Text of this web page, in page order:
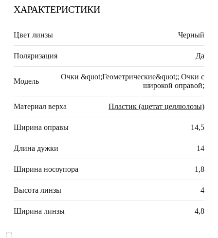
ХАРАКТЕРИСТИКИ
Цвет линзы Черный
Поляризация Да
Модель
Очки &quot;Геометрические&quot;; Очки с
широкой оправой;
Материал верха Пластик (ацетат целлюлозы)
Ширина оправы 14,5
Длина дужки 14
Ширина носоупора 1,8
Высота линзы 4
Ширина линзы 4,8